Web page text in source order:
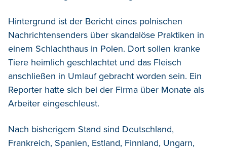
Hintergrund ist der Bericht eines polnischen
Nachrichtensenders über skandalöse Praktiken in
einem Schlachthaus in Polen. Dort sollen kranke
Tiere heimlich geschlachtet und das Fleisch
anschließen in Umlauf gebracht worden sein. Ein
Reporter hatte sich bei der Firma über Monate als
Arbeiter eingeschleust.
Nach bisherigem Stand sind Deutschland,
Frankreich, Spanien, Estland, Finnland, Ungarn,